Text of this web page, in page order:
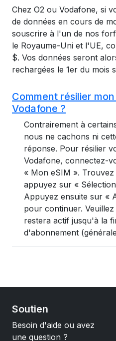
Chez O2 ou Vodafone, si
de données en cours de
souscrire à l'un de nos
le Royaume-Uni et l'UE,
$. Vos données seront
rechargées le 1er du mois
Comment résilier
Vodafone ?
Contrairement à
nous ne cachons ni
réponse. Pour résilier
Vodafone, connectez-
« Mon eSIM ».
appuyez sur «
Appuyez ensuite sur «
pour continuer.
restera actif jusqu'à la
d'abonnement
Soutien
Besoin d'aide ou avez
une question ?